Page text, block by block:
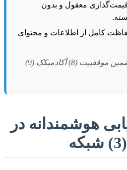
معقول و بدون
کامل از اطلاعات و محتوای
انتخاب هوشمندانه برای تضمین موفقییت (8) آکادمیکک (9)
هوشمندانه در